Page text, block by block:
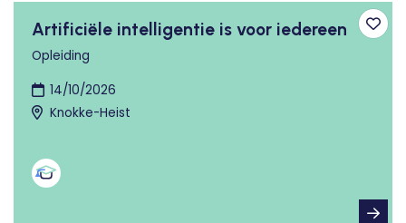
Artificiële intelligentie is voor iedereen
Opleiding
14/10/2026
Knokke-Heist